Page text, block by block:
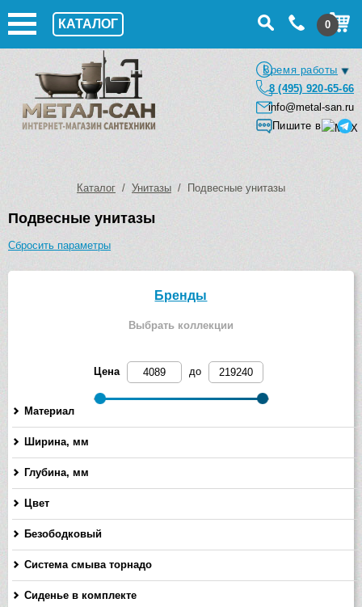
КАТАЛОГ 0
Время работы
8 (495) 920-65-66
info@metal-san.ru
Пишите в
Каталог / Унитазы / Подвесные унитазы
Подвесные унитазы
Сбросить параметры
Бренды
Выбрать коллекции
Цена до
Материал
Ширина, мм
Глубина, мм
Цвет
Безободковый
Система смыва торнадо
Сиденье в комплекте